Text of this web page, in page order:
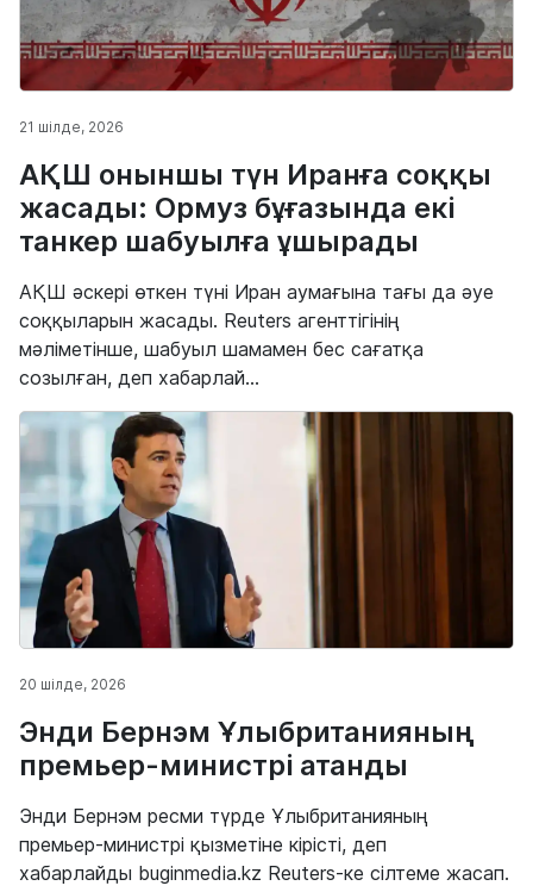
21 шілде, 2026
АҚШ оныншы түн Иранға соққы
жасады: Ормуз бұғазында екі
танкер шабуылға ұшырады
АҚШ әскері өткен түні Иран аумағына тағы да әуе
соққыларын жасады. Reuters агенттігінің
мәліметінше, шабуыл шамамен бес сағатқа
созылған, деп хабарлай...
20 шілде, 2026
Энди Бернэм Ұлыбританияның
премьер-министрі атанды
Энди Бернэм ресми түрде Ұлыбританияның
премьер-министрі қызметіне кірісті, деп
хабарлайды buginmedia.kz Reuters-ке сілтеме жасап.